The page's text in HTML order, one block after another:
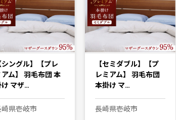
シングル】【プレ
アム】 羽毛布団 本
け マザ…
崎県壱岐市
【セミダブル】【プ
レミアム】 羽毛布団
本掛け マ…
長崎県壱岐市